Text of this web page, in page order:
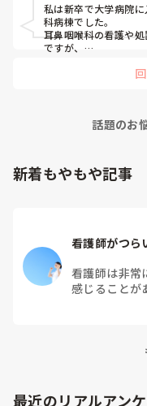
私は新卒で大学病院
科病棟でした。
耳鼻咽喉科の看護や
ですが、
異動の声がかかる前
話題のお
新着もやもや記事
看護師がつら
看護師は非常
感じることが
最近のリアルアン